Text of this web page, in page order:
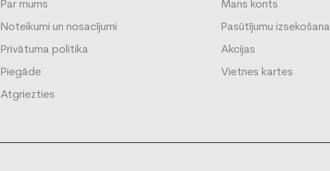
Par mums
Noteikumi un nosacījumi
Privātuma politika
Piegāde
Atgriezties
Mans konts
Pasūtījumu izsekošana
Akcijas
Vietnes kartes